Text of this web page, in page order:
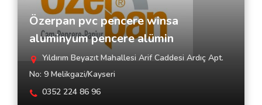
Özerpan pvc pencere winsa
aluminyum pencere alümin
Yıldırım Beyazıt Mahallesi Arif Caddesi Ardıç Apt.
No: 9 Melikgazi/Kayseri
0352 224 86 96